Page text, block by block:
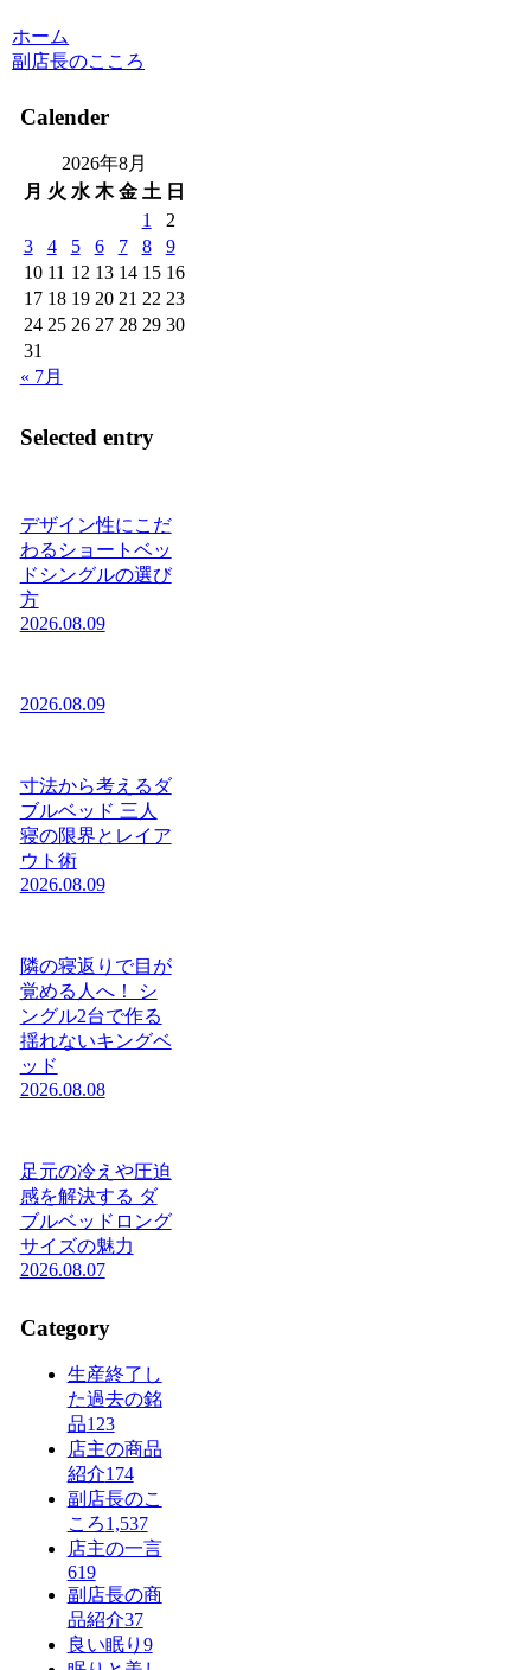
ホーム
副店長のこころ
Calender
2026年8月
月 火 水 木 金 土 日
1
2
3
4 5 6 7 8
9
10 11 12 13 14 15 16
17 18 19 20 21 22 23
24 25 26 27 28 29 30
31
« 7月
Selected entry
デザイン性にこだ
わるショートベッ
ドシングルの選び
方
2026.08.09
2026.08.09
寸法から考えるダ
ブルベッド 三人
寝の限界とレイア
ウト術
2026.08.09
隣の寝返りで目が
覚める人へ！ シ
ングル2台で作る
揺れないキングベ
ッド
2026.08.08
足元の冷えや圧迫
感を解決する ダ
ブルベッドロング
サイズの魅力
2026.08.07
Category
生産終了し
た過去の銘
品123
店主の商品
紹介174
副店長のこ
ころ1,537
店主の一言
619
副店長の商
品紹介37
良い眠り 9